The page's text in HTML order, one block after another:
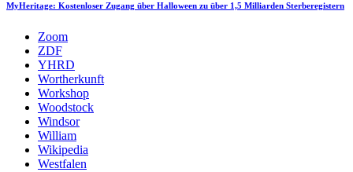
MyHeritage: Kostenloser Zugang über Halloween zu über 1,5 Milliarden Sterberegistern
Zoom
ZDF
YHRD
Wortherkunft
Workshop
Woodstock
Windsor
William
Wikipedia
Westfalen